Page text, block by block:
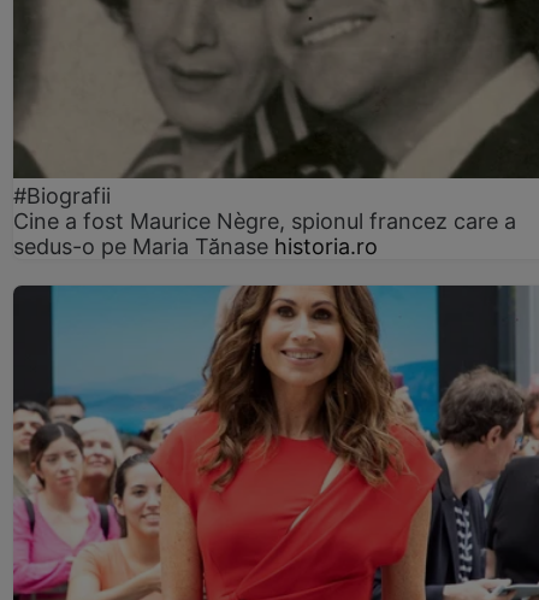
#Biografii
Cine a fost Maurice Nègre, spionul francez care a
sedus-o pe Maria Tănase historia.ro